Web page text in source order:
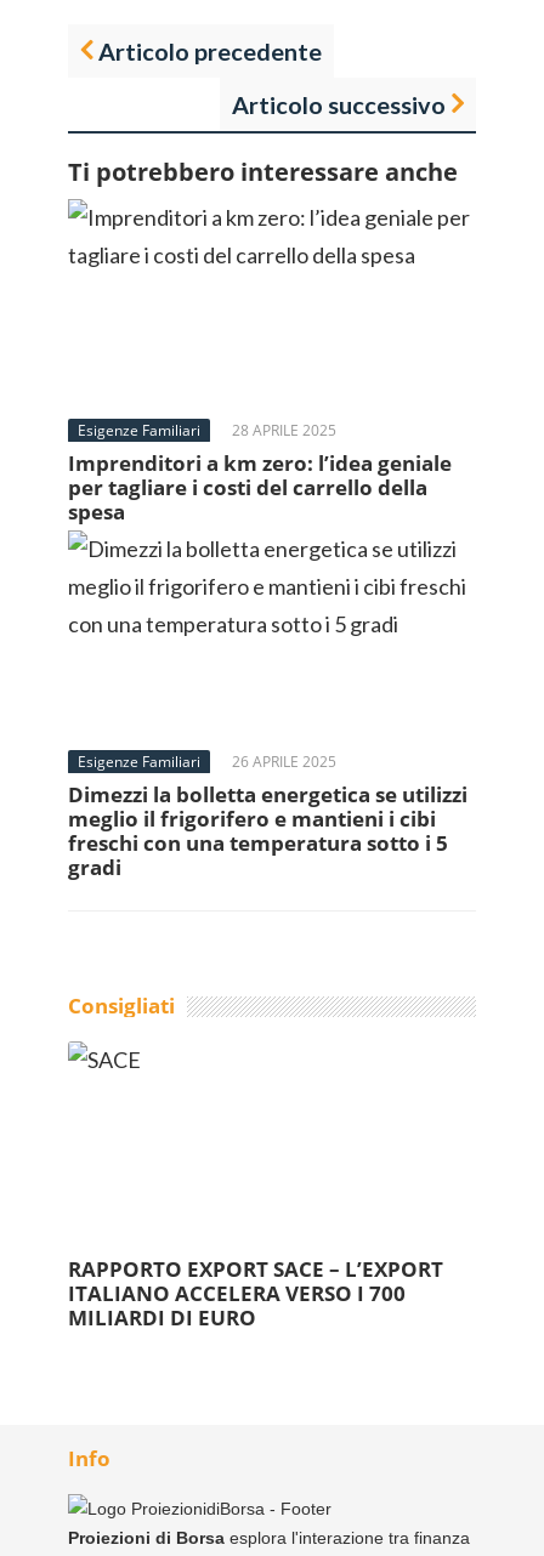
Articolo precedente
Articolo successivo
Ti potrebbero interessare anche
Esigenze Familiari 28 APRILE 2025
Imprenditori a km zero: l’idea geniale
per tagliare i costi del carrello della
spesa
Esigenze Familiari 26 APRILE 2025
Dimezzi la bolletta energetica se utilizzi
meglio il frigorifero e mantieni i cibi
freschi con una temperatura sotto i 5
gradi
Consigliati
RAPPORTO EXPORT SACE – L’EXPORT
ITALIANO ACCELERA VERSO I 700
MILIARDI DI EURO
Info
Proiezioni di Borsa esplora l'interazione tra finanza